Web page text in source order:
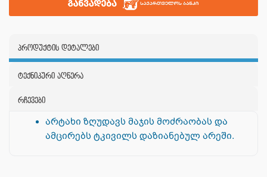
პროდუქტის დეტალები
ტექნიკური აღწერა
რჩევები
არტახი ზღუდავს მაჯის მოძრაობას და
ამცირებს ტკივილს დაზიანებულ არეში.